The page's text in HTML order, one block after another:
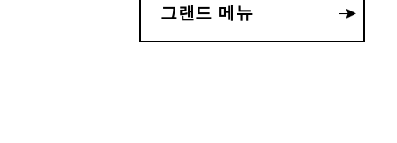
그랜드 메뉴